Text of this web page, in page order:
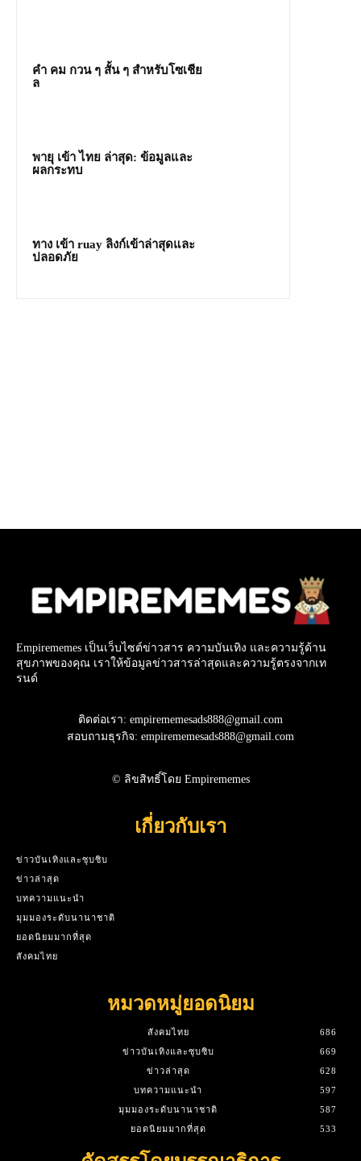
คํา คม กวน ๆ สั้น ๆ สำหรับโซเชีย
ล
พายุ เข้า ไทย ล่าสุด: ข้อมูลและ
ผลกระทบ
ทาง เข้า ruay ลิงก์เข้าล่าสุดและ
ปลอดภัย
Empirememes เป็นเว็บไซต์ข่าวสาร ความบันเทิง และความรู้ด้าน
สุขภาพของคุณ เราให้ข้อมูลข่าวสารล่าสุดและความรู้ตรงจากเท
รนด์
ติดต่อเรา: empirememesads888@gmail.com
สอบถามธุรกิจ: empirememesads888@gmail.com
© ลิขสิทธิ์โดย Empirememes
เกี่ยวกับเรา
ข่าวบันเทิงและซุบซิบ
ข่าวล่าสุด
บทความแนะนำ
มุมมองระดับนานาชาติ
ยอดนิยมมากที่สุด
สังคมไทย
หมวดหมู่ยอดนิยม
สังคมไทย
686
ข่าวบันเทิงและซุบซิบ
669
ข่าวล่าสุด
628
บทความแนะนำ
597
มุมมองระดับนานาชาติ
587
ยอดนิยมมากที่สุด
533